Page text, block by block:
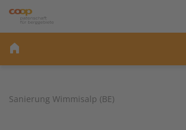
Sanierung Wimmisalp (BE)